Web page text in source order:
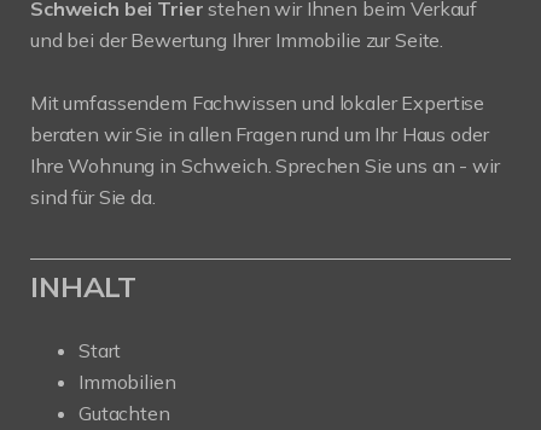
Schweich bei Trierstehen wir Ihnen beim Verkauf
und bei der Bewertung Ihrer Immobilie zur Seite.
Mit umfassendem Fachwissen und lokaler Expertise
beraten wir Sie in allen Fragen rund um Ihr Haus oder
Ihre Wohnung in Schweich. Sprechen Sie uns an - wir
sind für Sie da.
INHALT
Start
Immobilien
Gutachten